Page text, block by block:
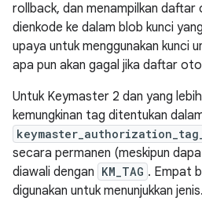
rollback, dan menampilkan
dienkode ke dalam blob kunci
upaya untuk menggunakan kunci
apa pun akan gagal jika daftar
Untuk Keymaster 2 dan yang
kemungkinan tag ditentukan
secara permanen (meskipun
diawali dengan KM_TAG . Empat
digunakan untuk menunjukkan jenis.